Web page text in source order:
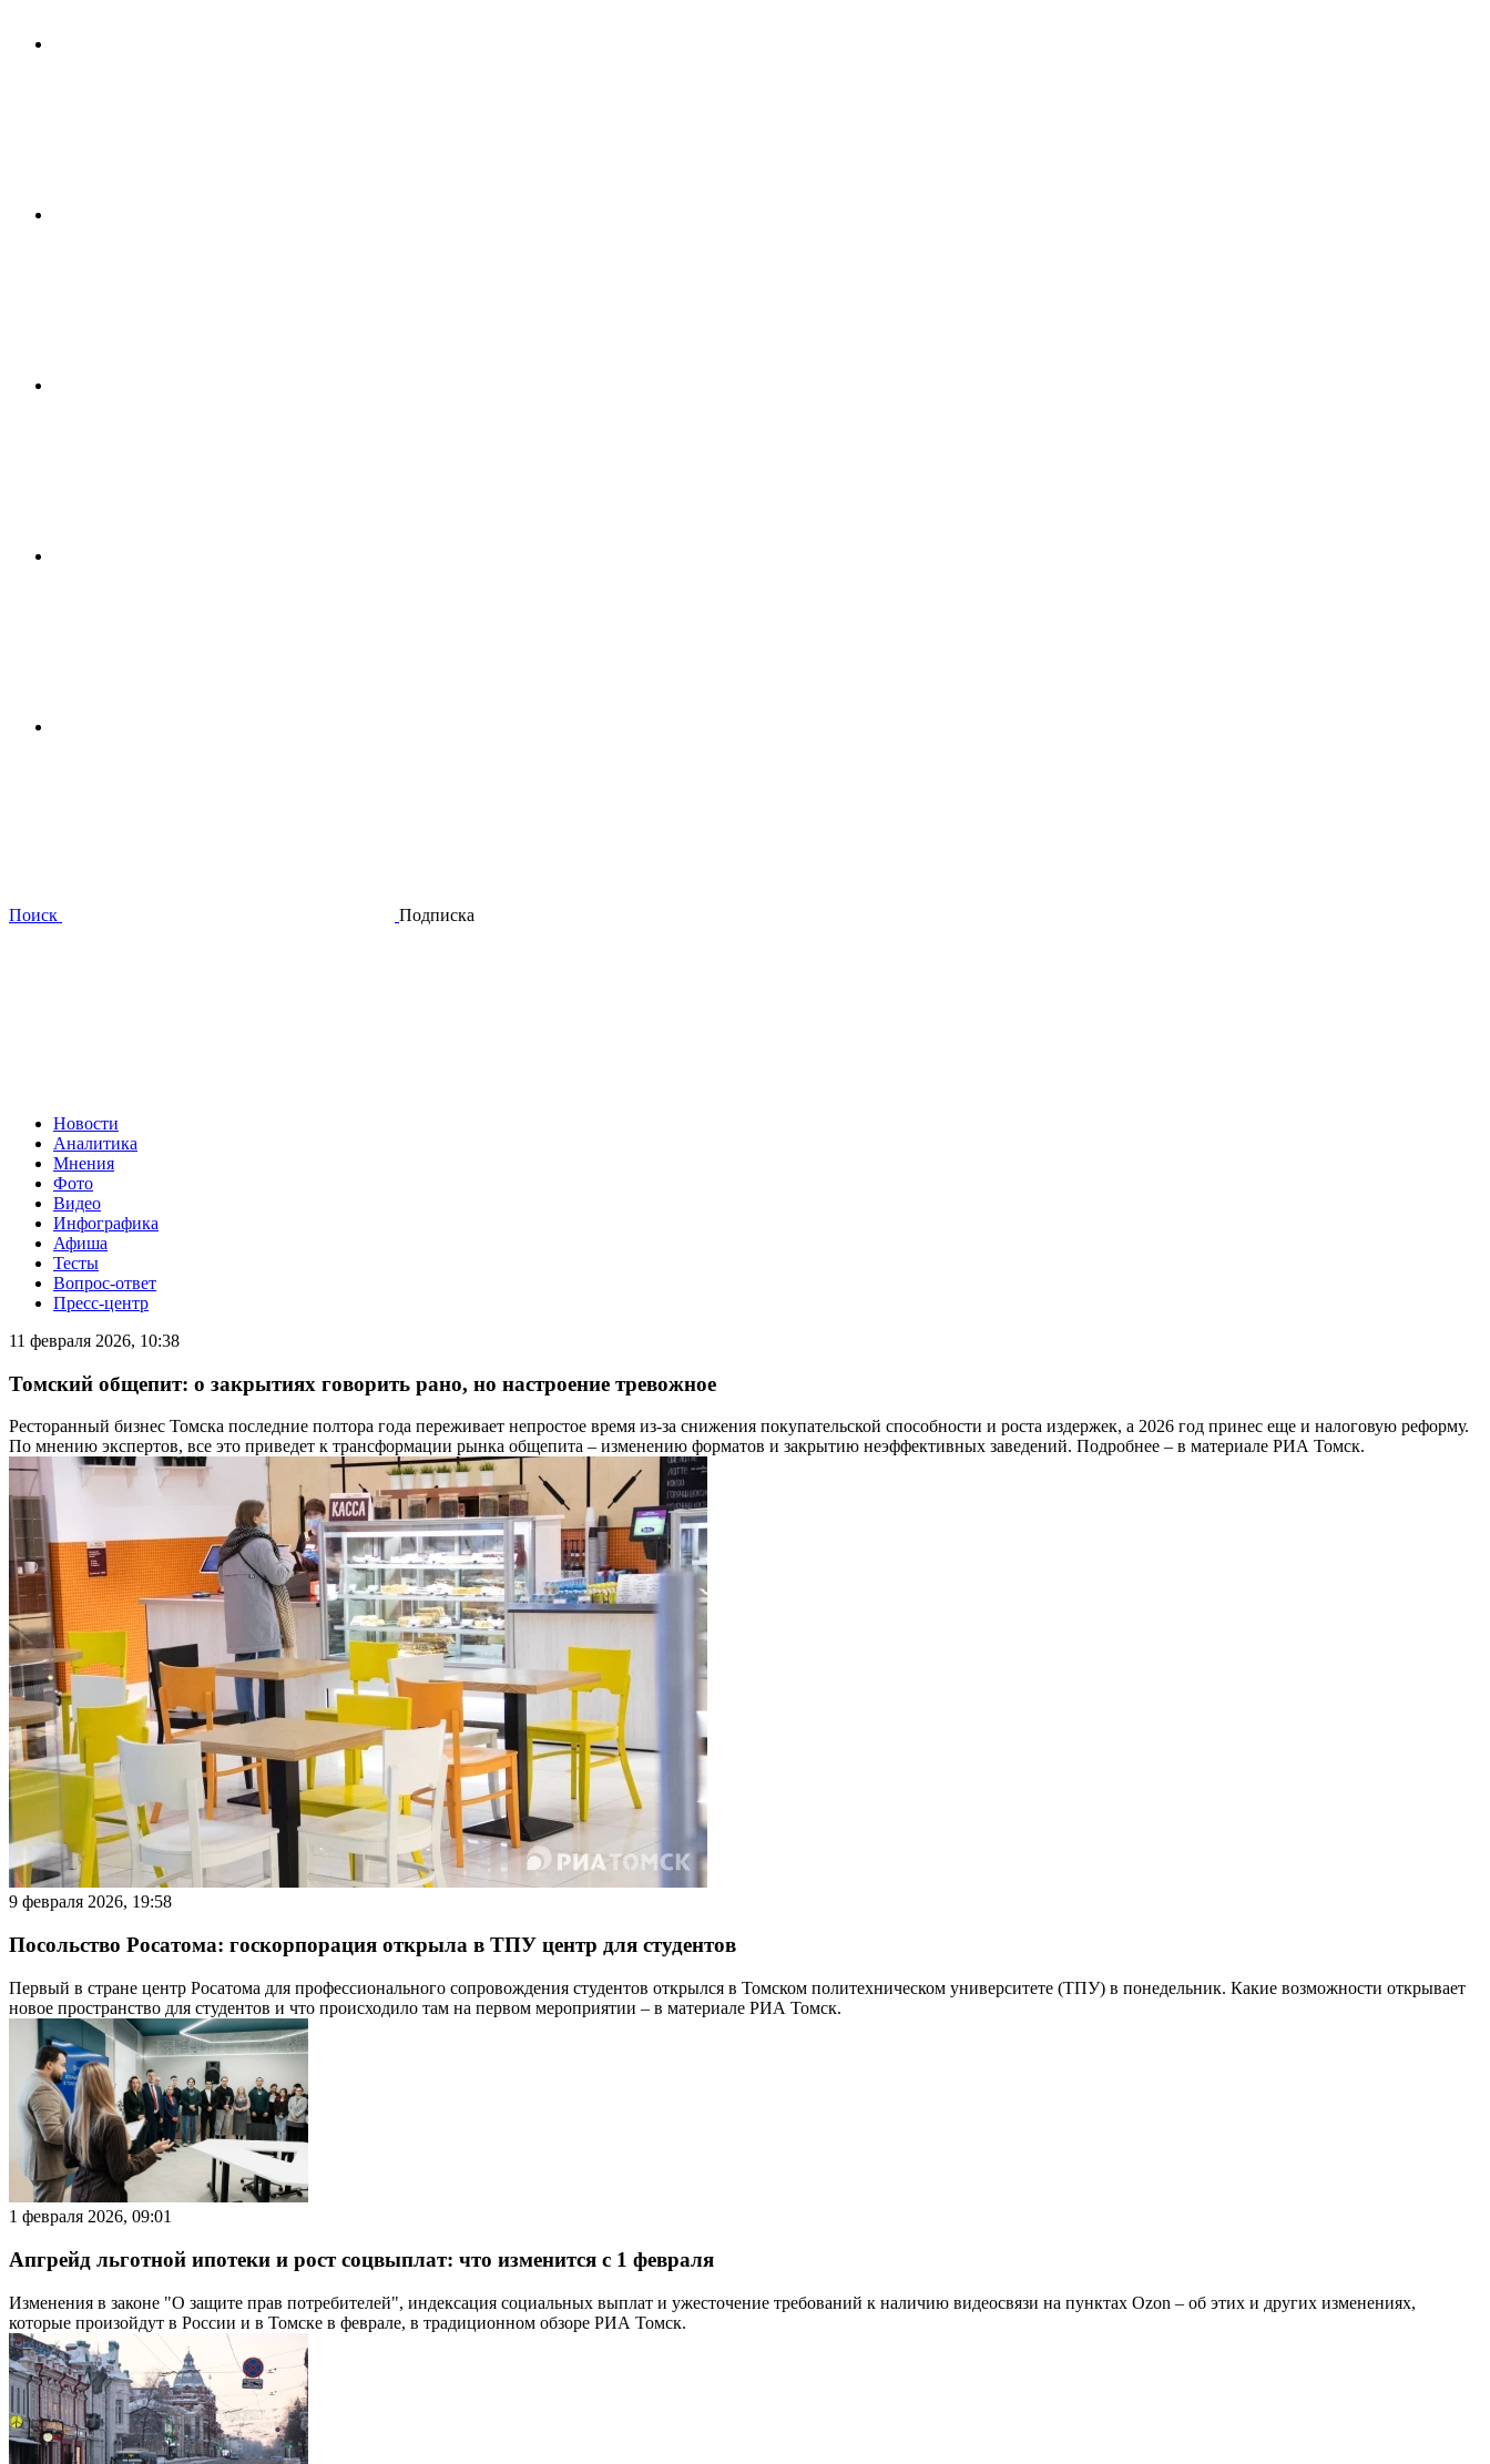
Поиск Подписка
Новости
Аналитика
Мнения
Фото
Видео
Инфографика
Афиша
Тесты
Вопрос-ответ
Пресс-центр
11 февраля 2026, 10:38
Томский общепит: о закрытиях говорить рано, но настроение тревожное
Ресторанный бизнес Томска последние полтора года переживает непростое время из-за снижения покупательской способности и роста издержек, а 2026 год принес еще и налоговую реформу.
По мнению экспертов, все это приведет к трансформации рынка общепита – изменению форматов и закрытию неэффективных заведений. Подробнее – в материале РИА Томск.
9 февраля 2026, 19:58
Посольство Росатома: госкорпорация открыла в ТПУ центр для студентов
Первый в стране центр Росатома для профессионального сопровождения студентов открылся в Томском политехническом университете (ТПУ) в понедельник. Какие возможности открывает
новое пространство для студентов и что происходило там на первом мероприятии – в материале РИА Томск.
1 февраля 2026, 09:01
Апгрейд льготной ипотеки и рост соцвыплат: что изменится с 1 февраля
Изменения в законе "О защите прав потребителей", индексация социальных выплат и ужесточение требований к наличию видеосвязи на пунктах Ozon – об этих и других изменениях,
которые произойдут в России и в Томске в феврале, в традиционном обзоре РИА Томск.